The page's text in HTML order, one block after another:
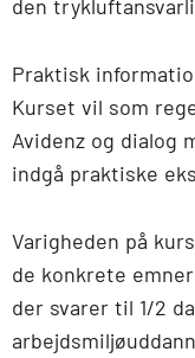
den
Praktisk
Kurset vil som
Avidenz og dialog
indgå praktiske
Varigheden på
de konkrete
der svarer til 1/2